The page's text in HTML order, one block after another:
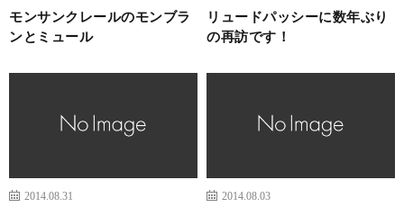
モンサンクレールのモンブラ
ンとミュール
リュードパッシーに数年ぶり
の再訪です！
2014.08.31 2014.08.03